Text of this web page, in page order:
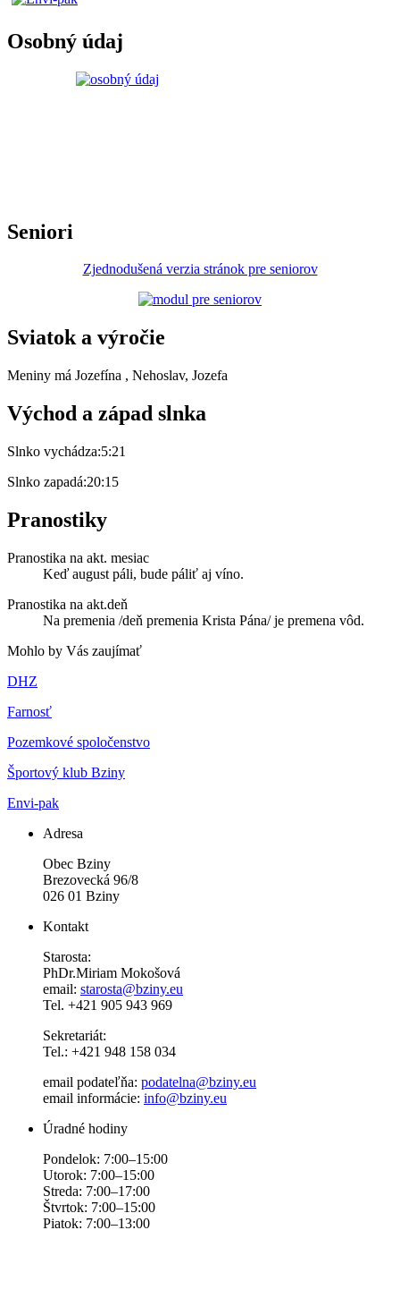
Osobný údaj
Seniori
Zjednodušená verzia stránok pre seniorov
Sviatok a výročie
Meniny má Jozefína , Nehoslav, Jozefa
Východ a západ slnka
Slnko vychádza:5:21
Slnko zapadá:20:15
Pranostiky
Pranostika na akt. mesiac
Keď august páli, bude páliť aj víno.
Pranostika na akt.deň
Na premenia /deň premenia Krista Pána/ je premena vôd.
Mohlo by Vás zaujímať
DHZ
Farnosť
Pozemkové spoločenstvo
Športový klub Bziny
Envi-pak
Adresa
Obec Bziny
Brezovecká 96/8
026 01 Bziny
Kontakt
Starosta:
PhDr.Miriam Mokošová
email: starosta@bziny.eu
Tel. +421 905 943 969
Sekretariát:
Tel.: +421 948 158 034
email podateľňa: podatelna@bziny.eu
email informácie: info@bziny.eu
Úradné hodiny
Pondelok: 7:00–15:00
Utorok: 7:00–15:00
Streda: 7:00–17:00
Štvrtok: 7:00–15:00
Piatok: 7:00–13:00